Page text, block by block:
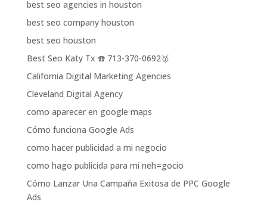
best seo agencies in houston
best seo company houston
best seo houston
Best Seo Katy Tx ☎️ 713-370-0692🥇
California Digital Marketing Agencies
Cleveland Digital Agency
como aparecer en google maps
Cómo funciona Google Ads
como hacer publicidad a mi negocio
como hago publicida para mi neh=gocio
Cómo Lanzar Una Campaña Exitosa de PPC Google
Ads